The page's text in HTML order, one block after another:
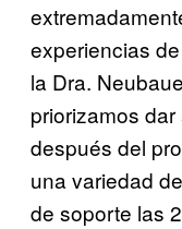
experiencias
la Dra.
priorizamos
después del
una variedad
de soporte las